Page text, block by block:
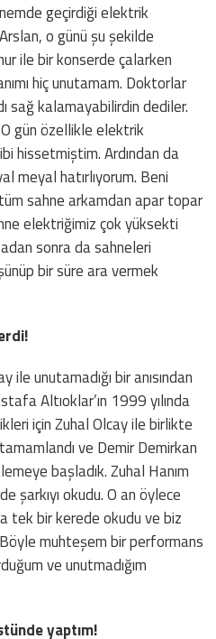
geçirdiği elektrik
o günü şu şekilde
ile bir konserde çalarken
hiç unutamam. Doktorlar
sağ kalamayabilirdin dediler.
gün özellikle elektrik
hissetmiştim. Ardından da
meyal hatırlıyorum. Beni
sahne arkamdan apar topar
elektriğimiz çok yüksekti
sonra da sahneleri
bir süre ara vermek
unutamadığı bir anısından
Altıoklar’ın 1999 yılında
için Zuhal Olcay ile birlikte
ve Demir Demirkan
başladık. Zuhal Hanım
şarkıyı okudu. O an öylece
tek bir kerede okudu ve biz
muhteşem bir performans
ve unutmadığım
yaptım!